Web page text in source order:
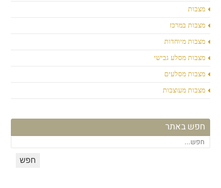
מצבות
מצבות במרכז
מצבות מיוחדות
מצבות מסלע גבישי
מצבות מסלעים
מצבות מעוצבות
חפש באתר